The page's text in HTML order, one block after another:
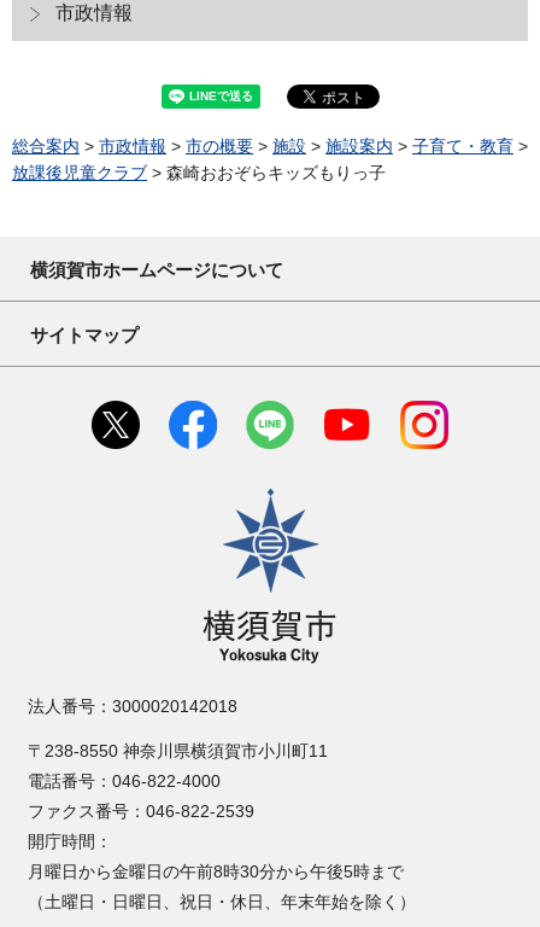
市政情報
総合案内 > 市政情報 > 市の概要 > 施設 > 施設案内 > 子育て・教育 >
放課後児童クラブ > 森崎おおぞらキッズもりっ子
横須賀市ホームページについて
サイトマップ
横須賀市
法人番号：3000020142018
〒238-8550 神奈川県横須賀市小川町11
電話番号：046-822-4000
ファクス番号：046-822-2539
開庁時間：
月曜日から金曜日の午前8時30分から午後5時まで
（土曜日・日曜日、祝日・休日、年末年始を除く）